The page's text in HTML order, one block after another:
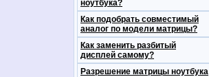
ноутбука?
Как подобрать совместимый
аналог по модели матрицы?
Как заменить разбитый
дисплей самому?
Разрешение матрицы ноутбука